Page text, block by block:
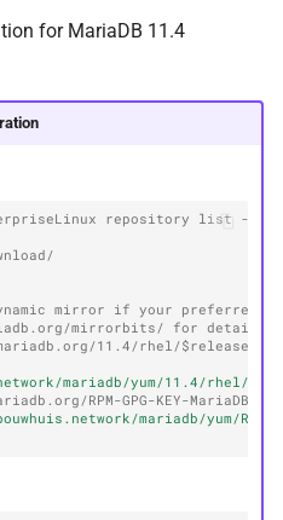
for MariaDB 11.4
repository list -
mirror if your preferred
mirrorbits/ for details.
11.4/rhel/$releasever/
mariadb/yum/11.4/rhel/
RPM-GPG-KEY-MariaDB
mariadb/yum/RPM-